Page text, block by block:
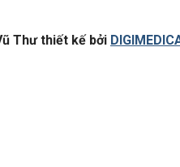
Thư thiết kế bởi